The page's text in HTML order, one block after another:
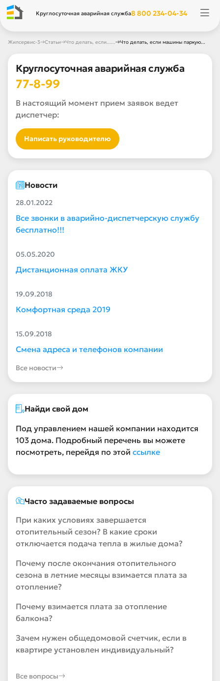
Круглосуточная аварийная служба8 800 234-04-34
Жилсервис-3→Статьи→Что делать, если......→Что делать, если машины паркую...
Круглосуточная аварийная служба
77-8-99
В настоящий момент прием заявок ведет
диспетчер:
Написать руководителю
Новости
28.01.2022
Все звонки в аварийно-диспетчерскую службу
бесплатно!!!
05.05.2020
Дистанционная оплата ЖКУ
19.09.2018
Комфортная среда 2019
15.09.2018
Смена адреса и телефонов компании
Все новости
Найди свой дом
Под управлением нашей компании находится
103 дома. Подробный перечень вы можете
посмотреть, перейдя по этой ссылке
Часто задаваемые вопросы
При каких условиях завершается
отопительный сезон? В какие сроки
отключается подача тепла в жилые дома?
Почему после окончания отопительного
сезона в летние месяцы взимается плата за
отопление?
Почему взимается плата за отопление
балкона?
Зачем нужен общедомовой счетчик, если в
квартире установлен индивидуальный?
Все вопросы